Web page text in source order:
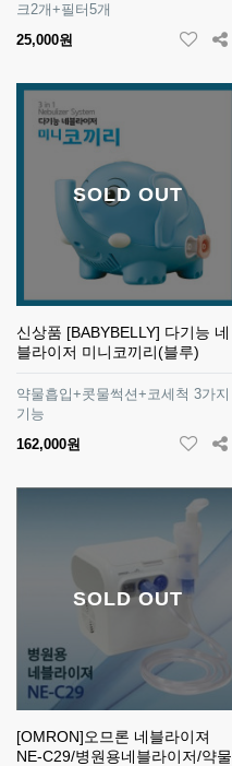
크2개+필터5개
25,000원
SOLD OUT
신상품 [BABYBELLY] 다기능 네
블라이저 미니코끼리(블루)
약물흡입+콧물썩션+코세척 3가지
기능
162,000원
SOLD OUT
[OMRON]오므론 네블라이져
NE-C29/병원용네블라이저/약물